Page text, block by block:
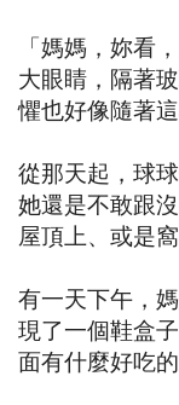
「媽媽，妳看
大眼睛，隔著
懼也好像隨著
從那天起，球
她還是不敢跟
屋頂上、或是
有一天下午，
現了一個鞋盒
面有什麼好吃